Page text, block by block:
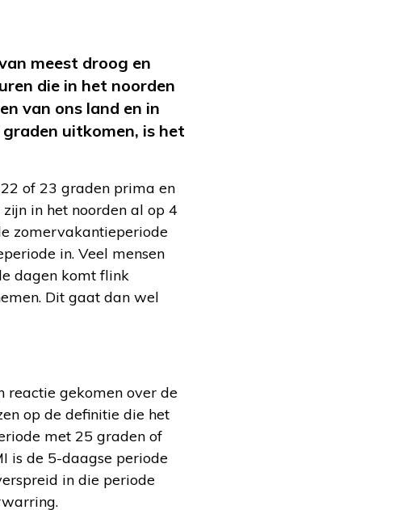
meest droog en
die in het noorden
van ons land en in
uitkomen, is het
of 23 graden prima en
in het noorden al op 4
zomervakantieperiode
in. Veel mensen
dagen komt flink
Dit gaat dan wel
reactie gekomen over de
op de definitie die het
met 25 graden of
is de 5-daagse periode
in die periode